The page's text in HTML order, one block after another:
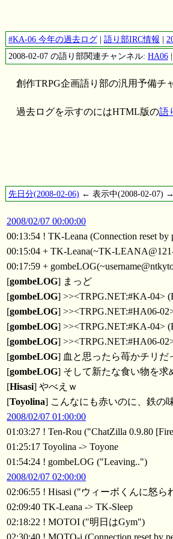
#KA-06 今年の過去ログ| 語り部IRC情報 |
2008-02-07 の語り部関連チャンネル: HA06|
創作TRPG企画語り部の汎用予備チ
過去ログを示すのにはHTML版の語
先日分(2008-02-06) ← 表示中(2008-02-07) →
2008/02/07 00:00:00
00:13:54 ! TK-Leana (Connection reset by
00:15:04 + TK-Leana(~TK-
00:17:59 +
[gombeLOG] まっど
[gombeLOG] >><TRPG.NET:#KA-04>
[gombeLOG] >><TRPG.NET:#HA06-
[gombeLOG] >><TRPG.NET:#KA-04>
[gombeLOG] >><TRPG.NET:#HA06-
[gombeLOG] 血と思ったら苺かチリだ
[gombeLOG] そして新たな食い物を求
[Hisasi] やべえｗ
[Toyolina] こんなにも赤いのに、鉄の
2008/02/07 01:00:00
01:03:27 ! Ten-Rou ("ChatZilla 0.9.80
01:25:17 Toyolina -> Toyone
01:54:24 ! gombeLOG ("Leaving..")
2008/02/07 02:00:00
02:06:55 ! Hisasi ("ウィーボくんに怒ら
02:09:40 TK-Leana -> TK-Sleep
02:18:22 ! MOTOI ("明日はGym")
02:30:40 ! MOTO-i (Connection reset by